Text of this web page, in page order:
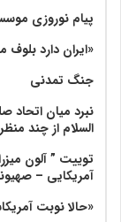
پیام نوروزی
«ایران دارد بلوف
جنگ تمدنی
نبرد میان اتحاد
السلام از چند منظر
توییت ” آلون
آمریکایی –
«حالا نوبت